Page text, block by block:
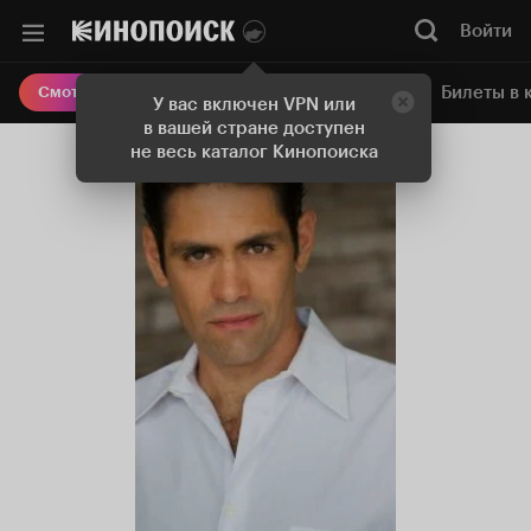
У вас включен VPN или
в вашей стране доступен
не весь каталог Кинопоиска
Войти
Смотреть кино Онлайн-кинотеатр Билеты в